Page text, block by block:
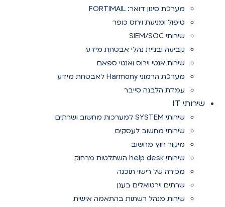
מערכת סינון דואר: FORTIMAIL
טיפול ומניעת וירוס כופר
שירותי SIEM/SOC
קביעה ובניית נהלי אבטחת מידע
שירות אנטי וירוס ואנטי ספאם
מערכת הרמוני Harmony לאבטחת מידע
עמדת הלבנה סייבר
שירותי IT
שירותי SYSTEM למערכות מחשוב ושרתים
שירותי מחשוב לעסקים
מיקור חוץ מחשוב
שירותי help desk השתלטות מרחוק
מכירה של רישוי תוכנה
שרתים וירטואלים בענן
שירות מנהל רשתות בהתאמה אישית